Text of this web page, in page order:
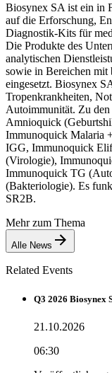
Biosynex SA ist ein in
auf die Erforschung,
Diagnostik-Kits für
Die Produkte des
analytischen
sowie in Bereichen mit
eingesetzt. Biosynex
Tropenkrankheiten,
Autoimmunität. Zu den
Amnioquick
Immunoquick Malaria
IGG, Immunoquick
(Virologie),
Immunoquick TG
(Bakteriologie). Es
SR2B.
Mehr zum Thema
Alle News
Related Events
Q3 2026 Biosynex
21.10.2026
06:30